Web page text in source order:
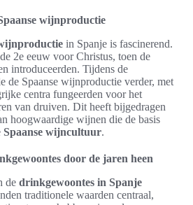
wijnproductie
in Spanje is fascinerend.
2e eeuw voor Christus, toen de
introduceerden. Tijdens de
de Spaanse wijnproductie verder, met
centra fungeerden voor het
van druiven. Dit heeft bijgedragen
hoogwaardige wijnen die de basis
Spaanse wijncultuur.
door de jaren heen
de drinkgewoontes in Spanje
traditionele waarden centraal,